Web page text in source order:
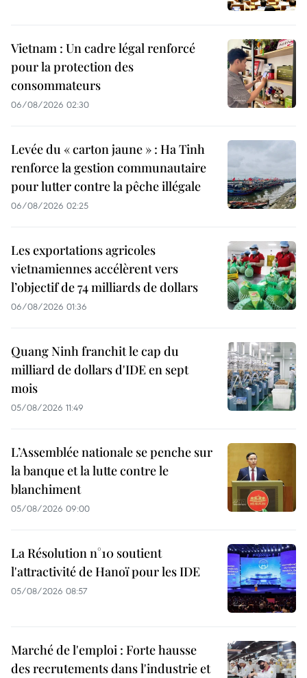
Vietnam : Un cadre légal renforcé
pour la protection des
consommateurs
06/08/2026 02:30
Levée du « carton jaune » : Ha Tinh
renforce la gestion communautaire
pour lutter contre la pêche illégale
06/08/2026 02:25
Les exportations agricoles
vietnamiennes accélèrent vers
l’objectif de 74 milliards de dollars
06/08/2026 01:36
Quang Ninh franchit le cap du
milliard de dollars d'IDE en sept
mois
05/08/2026 11:49
L’Assemblée nationale se penche sur
la banque et la lutte contre le
blanchiment
05/08/2026 09:00
La Résolution n°10 soutient
l'attractivité de Hanoï pour les IDE
05/08/2026 08:57
Marché de l'emploi : Forte hausse
des recrutements dans l'industrie et